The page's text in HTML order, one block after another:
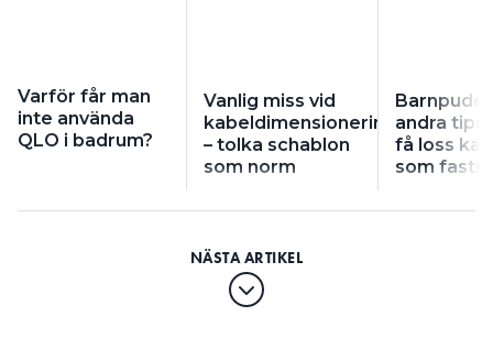
Varför får man
inte använda
QLO i badrum?
Vanlig miss vid
kabeldimensionering
– tolka schablon
som norm
andra
få loss
som